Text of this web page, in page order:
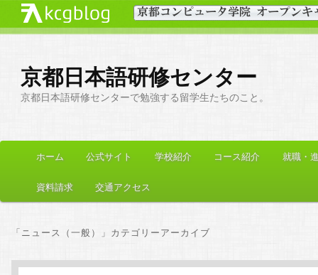
京都日本語研修センター
京都日本語研修センターで勉強する留学生たちのこと。
メ
メ
イ
ン
コ
サ
ブ
コ
ン
ホーム 公式サイト 学校紹介 コース紹介 就職・
資料請求 交通アクセス
「ニュース（一般） 」カテゴリーアーカイブ